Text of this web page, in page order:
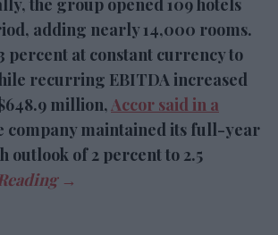
million,Accor said in a
company maintained its full-year
outlook of 2 percent to 2.5